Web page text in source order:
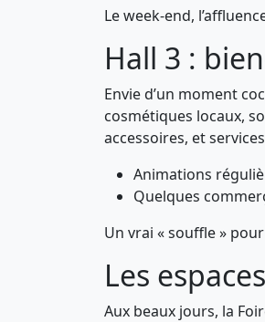
Le week-end,
Hall 3 :
Envie d’un moment
cosmétiques locaux,
accessoires, et
Animations
Quelques
Un vrai « souffle »
Les
Aux beaux jours, la